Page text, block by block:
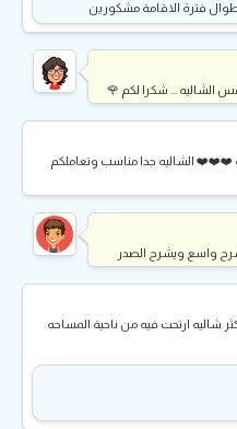
فترة الاقامة مشكورين
الشاليه ... شكرا لكم 🌹
❤️❤️❤️ الشاليه جدا مناسب وتعاملكم
واسع ويشرح الصدر
شاليه ارتحت فيه من ناحية المساحه